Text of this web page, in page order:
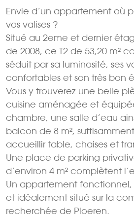
Envie d’un appartement où
vos valises ?
Situé au 2eme et dernier
de 2008, ce T2 de 53,20 m²
séduit par sa luminosité, ses
confortables et son très bon
Vous y trouverez une belle
cuisine aménagée et
chambre, une salle d’eau
balcon de 8 m²,
accueillir table, chaises et
Une place de parking
d’environ 4 m² complètent
Un appartement
et idéalement situé sur la
recherchée de Ploeren.